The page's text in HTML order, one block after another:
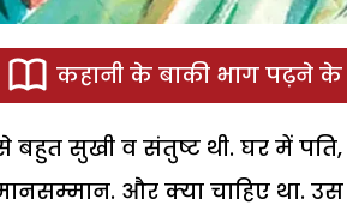
कहानी के बाकी भाग पढ़ने
सुखी व संतुष्ट थी. घर में
और क्या चाहिए था.